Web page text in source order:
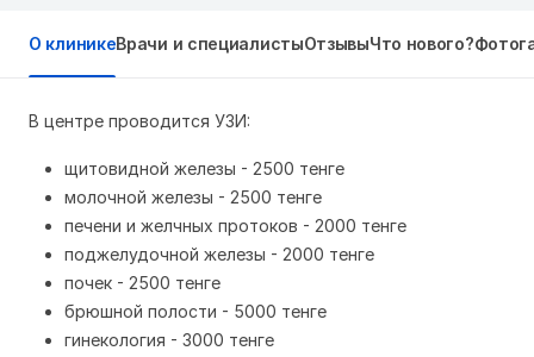
О клиникеВрачи и специалистыОтзывыЧто нового?
В центре проводится УЗИ:
щитовидной железы - 2500 тенге
молочной железы - 2500 тенге
печени и желчных протоков - 2000 тенге
поджелудочной железы - 2000 тенге
почек - 2500 тенге
брюшной полости - 5000 тенге
гинекология - 3000 тенге